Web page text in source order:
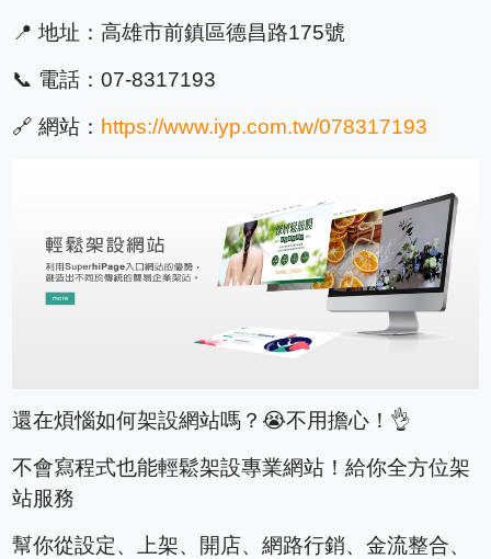
📍 地址：高雄市前鎮區德昌路175號
📞 電話：07-8317193
🔗 網站： https://www.iyp.com.tw/078317193
還在煩惱如何架設網站嗎？😭不用擔心！👌
不會寫程式也能輕鬆架設專業網站！給你全方位架
站服務
幫你從設定、上架、開店、網路行銷、金流整合、